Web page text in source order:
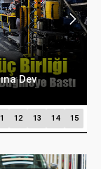
Dev
12 13 14 15